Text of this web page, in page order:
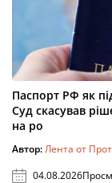
Паспорт РФ як
Суд скасував
на ро
Автор:Лента от
04.08.2026